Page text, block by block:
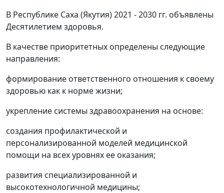
В Республике Саха (Якутия) 2021 - 2030 гг. объявлены
Десятилетием здоровья.
В качестве приоритетных определены следующие
направления:
формирование ответственного отношения к своему
здоровью как к норме жизни;
укрепление системы здравоохранения на основе:
создания профилактической и
персонализированной моделей медицинской
помощи на всех уровнях ее оказания;
развития специализированной и
высокотехнологичной медицины;